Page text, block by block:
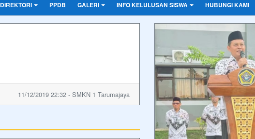
DIREKTORI PPDB GALERI INFO KELULUSAN SISWA HUBUNGI KAMI
11/12/2019 22:32 - SMKN 1 Tarumajaya